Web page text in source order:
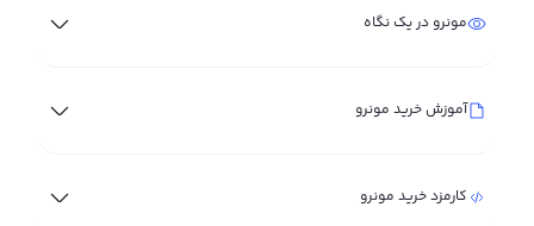
مونرو در یک نگاه
آموزش خرید مونرو
کارمزد خرید مونرو